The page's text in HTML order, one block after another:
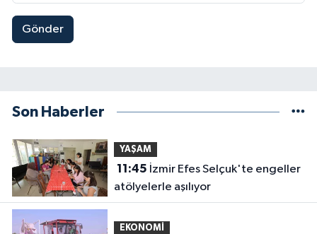
Gönder
Son Haberler
YAŞAM
11:45
atölyelerle aşılıyor
EKONOMİ